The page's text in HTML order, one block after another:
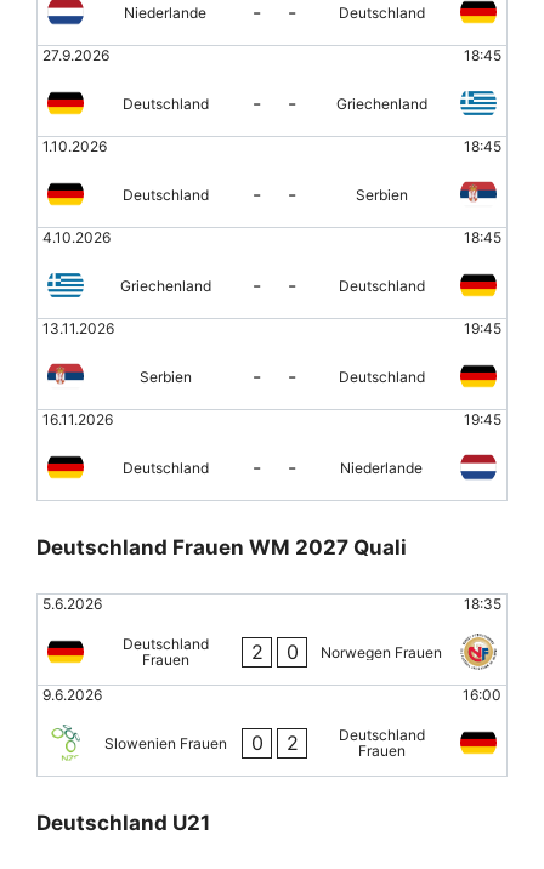
Niederlande - - Deutschland
27.9.2026 18:45
Deutschland - - Griechenland
1.10.2026 18:45
Deutschland - - Serbien
4.10.2026 18:45
Griechenland - - Deutschland
13.11.2026 19:45
Serbien - - Deutschland
16.11.2026 19:45
Deutschland - - Niederlande
Deutschland Frauen WM 2027 Quali
5.6.2026 18:35
Deutschland
Frauen
2 0 Norwegen Frauen
9.6.2026 16:00
Slowenien Frauen 0 2
Deutschland
Frauen
Deutschland U21